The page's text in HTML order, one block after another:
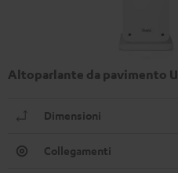
Altoparlante da pavimento
Dimensioni
Collegamenti